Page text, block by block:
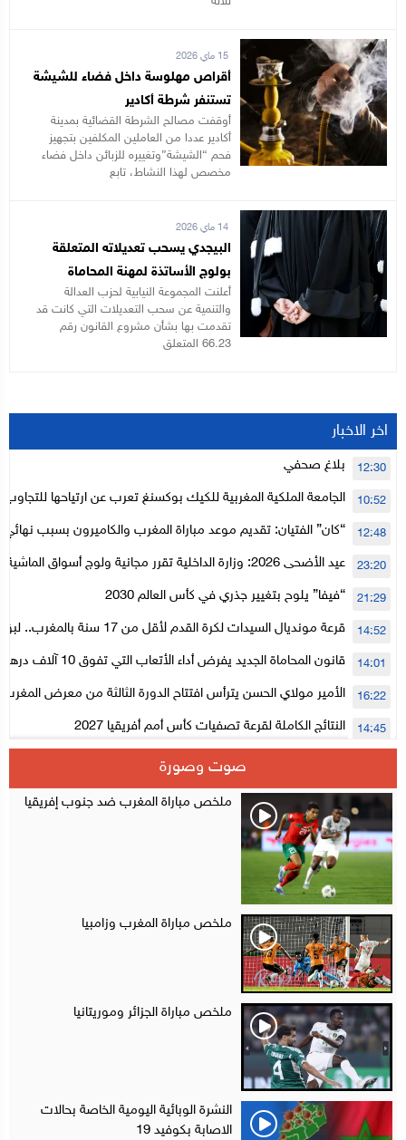
15 ماي 2026
أقراص مهلوسة داخل فضاء للشيشة
تستنفر شرطة أكادير
أوقفت مصالح الشرطة القضائية بمدينة
أكادير عددا من العاملين المكلفين بتجهيز
فحم “الشيشة”وتغييره للزبائن داخل فضاء
مخصص لهذا النشاط، تابع
14 ماي 2026
البيجدي يسحب تعديلاته المتعلقة
بولوج الأساتذة لمهنة المحاماة
أعلنت المجموعة النيابية لحزب العدالة
والتنمية عن سحب التعديلات التي كانت قد
تقدمت بها بشأن مشروع القانون رقم
66.23 المتعلق
اخر الاخبار
بلاغ صحفي 12:30
الجامعة الملكية المغربية للكيك بوكسنغ تعرب عن ارتياحها
الأعلى للحسابات
10:52
“كان” الفتيان: تقديم موعد مباراة المغرب والكاميرون بسبب نهائي 12:48
عيد الأضحى 2026: وزارة الداخلية تقرر مجانية ولوج أسواق
لتنظيمها
23:20
“فيفا” يلوح بتغيير جذري في كأس العالم 2030 21:29
قرعة مونديال السيدات لكرة القدم لأقل
المستوى الأول
14:52
قانون المحاماة الجديد يفرض أداء الأتعاب التي تفوق 10 آلاف درهم بالشيك 14:01
الأمير مولاي الحسن يترأس افتتاح الدورة الثالثة من معرض المغرب
الإلكترونية
16:22
النتائج الكاملة لقرعة تصفيات كأس أمم أفريقيا 2027 14:45
سلا.. توقيف ثلاثة مروجين وحجز أكثر من 4300 قرص مخدر وكوكايين وإكستازي
أقراص مهلوسة داخل فضاء للشيشة تستنفر شرطة أكادير 12:48
صوت وصورة
ملخص مباراة المغرب ضد جنوب إفريقيا
ملخص مباراة المغرب وزامبيا
ملخص مباراة الجزائر وموريتانيا
النشرة الوبائية اليومية الخاصة بحالات
الاصابة بكوفيد 19